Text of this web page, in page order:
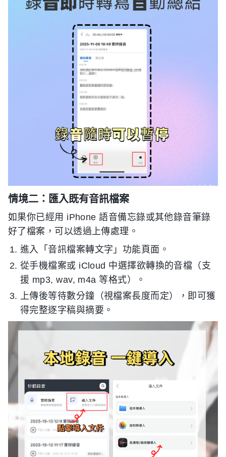
情境二：匯入既有音訊檔案
如果你已經用 iPhone 語音備忘錄或其他錄音筆錄
好了檔案，可以透過上傳處理。
進入「音訊檔案轉文字」功能頁面。
從手機檔案或 iCloud 中選擇欲轉換的音檔（支
援 mp3, wav, m4a 等格式）。
上傳後等待數分鐘（視檔案長度而定），即可獲
得完整逐字稿與摘要。